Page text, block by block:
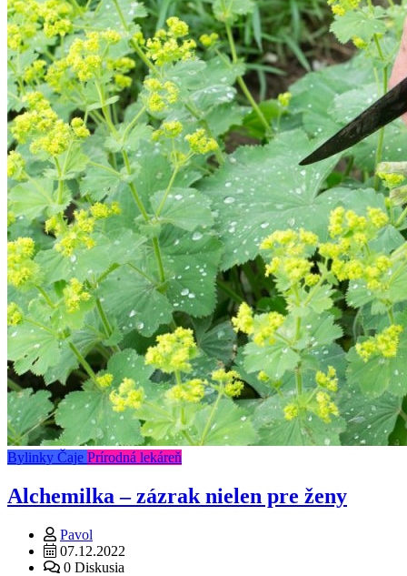
Bylinky Čaje Prírodná lekáreň
Alchemilka – zázrak nielen pre ženy
Pavol
07.12.2022
0 Diskusia